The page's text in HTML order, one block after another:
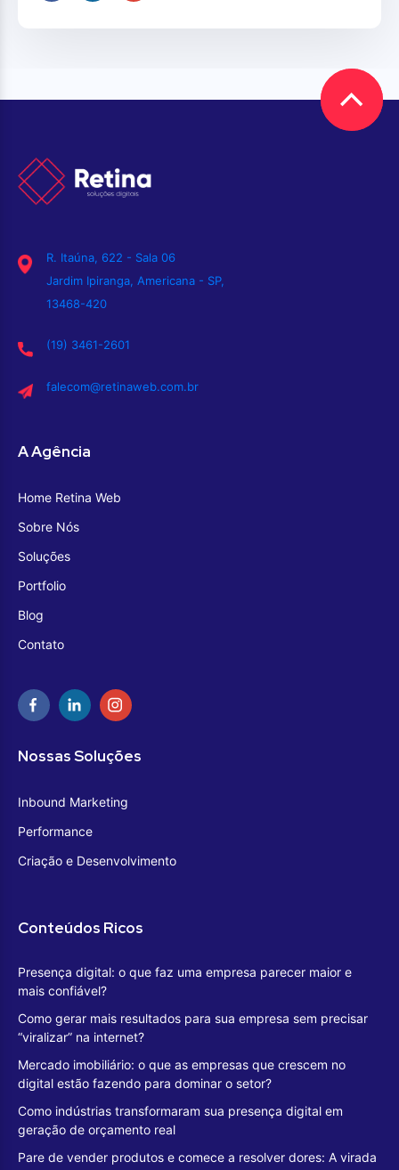
R. Itaúna, 622 - Sala 06
Jardim Ipiranga, Americana - SP,
13468-420
(19) 3461-2601
falecom@retinaweb.com.br
A Agência
Home Retina Web
Sobre Nós
Soluções
Portfolio
Blog
Contato
Nossas Soluções
Inbound Marketing
Performance
Criação e Desenvolvimento
Conteúdos Ricos
Presença digital: o que faz uma empresa parecer maior e
mais confiável?
Como gerar mais resultados para sua empresa sem precisar
“viralizar” na internet?
Mercado imobiliário: o que as empresas que crescem no
digital estão fazendo para dominar o setor?
Como indústrias transformaram sua presença digital em
geração de orçamento real
Pare de vender produtos e comece a resolver dores: A virada